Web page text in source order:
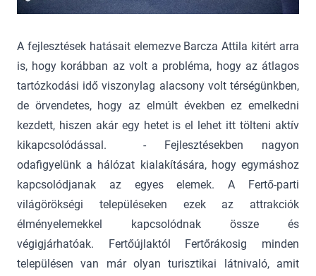
A fejlesztések hatásait elemezve Barcza Attila kitért arra
is, hogy korábban az volt a probléma, hogy az átlagos
tartózkodási idő viszonylag alacsony volt térségünkben,
de örvendetes, hogy az elmúlt években ez emelkedni
kezdett, hiszen akár egy hetet is el lehet itt tölteni aktív
kikapcsolódással. - Fejlesztésekben nagyon
odafigyelünk a hálózat kialakítására, hogy egymáshoz
kapcsolódjanak az egyes elemek. A Fertő-parti
világörökségi településeken ezek az attrakciók
élményelemekkel kapcsolódnak össze és
végigjárhatóak. Fertőújlaktól Fertőrákosig minden
településen van már olyan turisztikai látnivaló, amit